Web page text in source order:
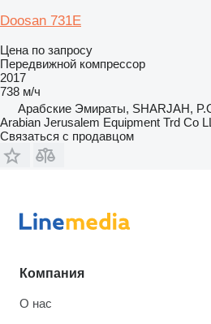
Doosan 731E
Цена по запросу
Передвижной компрессор
2017
738 м/ч
Арабские Эмираты, SHARJAH,
Arabian Jerusalem Equipment Trd Co
Связаться с продавцом
Компания
О нас